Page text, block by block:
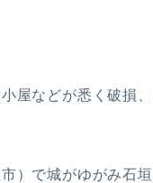
屋などが悉く破損
）で城がゆがみ石